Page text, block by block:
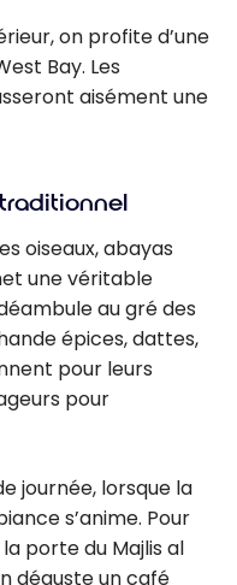
on profite d’une
Bay. Les
aisément une
oiseaux, abayas
une véritable
au gré des
épices, dattes,
pour leurs
pour
journée, lorsque la
s’anime. Pour
porte du Majlis al
déguste un café